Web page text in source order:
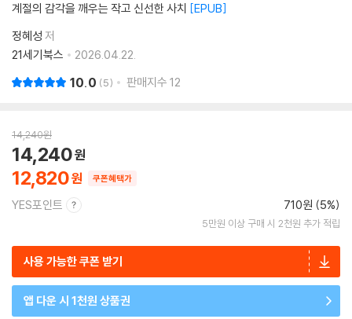
계절의 감각을 깨우는 작고 신선한 사치 EPUB
정혜성 저
21세기북스
2026.04.22.
10.0 5 판매지수 12
14,240원
12,820
14,240
쿠폰혜택가
YES포인트 710원 (5%)
5만원 이상 구매 시 2천원 추가 적립
사용 가능한 쿠폰 받기
앱 다운 시 1천원 상품권